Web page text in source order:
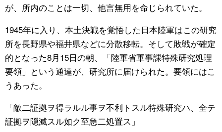
が、所内のことは一切、他言無用を命じられていた。
1945年に入り、本土決戦を覚悟した日本陸軍はこの研究
所を長野県や福井県などに分散移転。そして敗戦が確定
的となった8月15日の朝、「陸軍省軍事課特殊研究処理
要領」という通達が、研究所に届けられた。要領にはこ
うあった。
「敵二証拠ヲ得ラルル事ヲ不利トスル特殊研究ハ、全テ
証拠ヲ隠滅スル如ク至急二処置ス」